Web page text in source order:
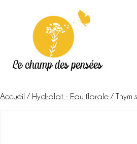
Le champ des pensées
Accueil / Hydrolat - Eau florale / Thym